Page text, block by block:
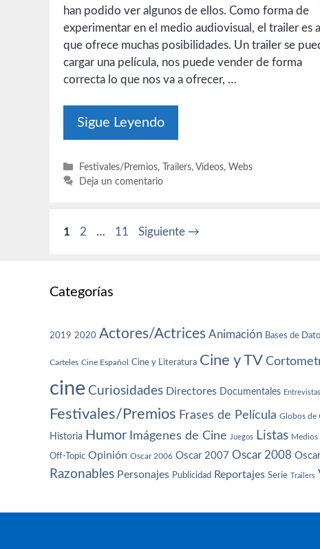
han podido ver algunos de ellos. Como forma de
experimentar en el medio audiovisual, el trailer es
que ofrece muchas posibilidades. Un trailer se
cargar una película, nos puede vender de forma
correcta lo que nos va a ofrecer, …
Sigue Leyendo
Categorías
Festivales/Premios, Trailers,Vídeos,Webs
Deja un comentario
Página
1 Página
2 … Página
11 Siguiente →
Categorías
2019 2020 Actores/Actrices Animación Bases de
Carteles Cine Español Cine y Literatura Cine y TV
cine Curiosidades Directores Documentales Entrevistas
Festivales/Premios Frases de Película Globos de
Historia Humor Imágenes de Cine Juegos Listas Medios
Off-Topic Opinión Oscar 2006 Oscar 2007 Oscar 2008
Razonables Personajes Publicidad Reportajes Serie Trailers